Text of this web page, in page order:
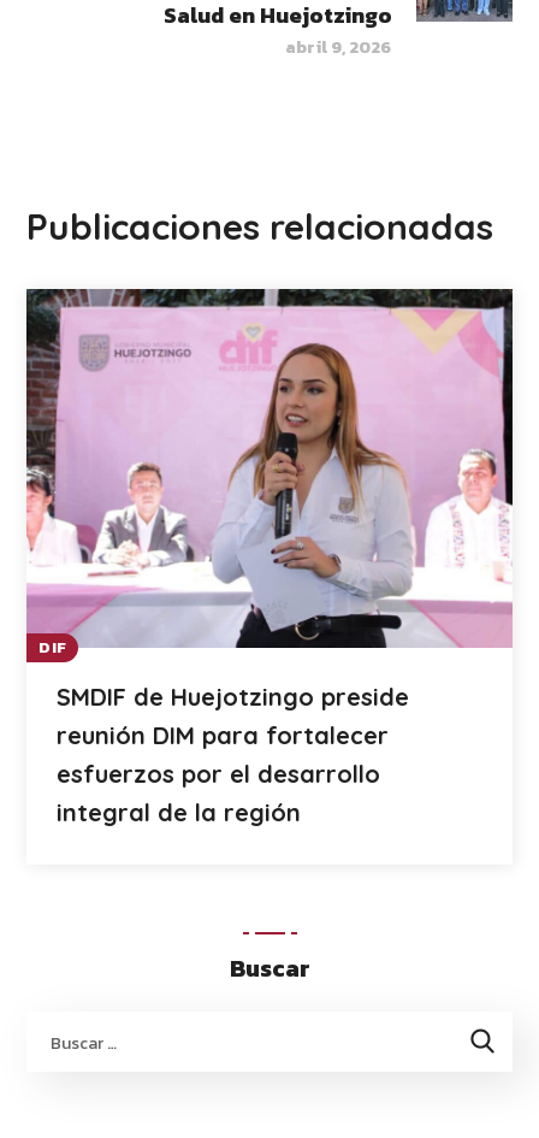
Salud en Huejotzingo
abril 9, 2026
Publicaciones relacionadas
DIF
SMDIF de Huejotzingo preside
reunión DIM para fortalecer
esfuerzos por el desarrollo
integral de la región
Buscar